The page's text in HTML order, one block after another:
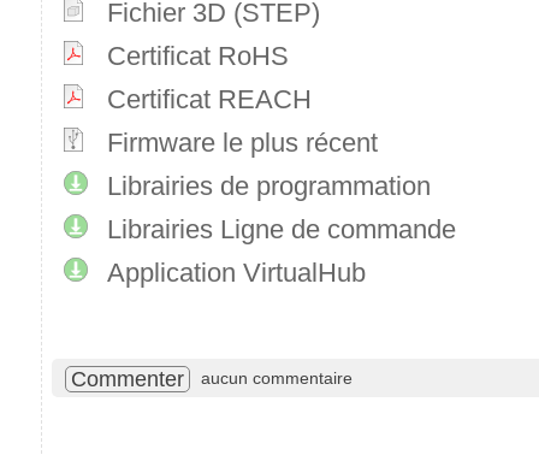
Fichier 3D (STEP)
Certificat RoHS
Certificat REACH
Firmware le plus récent
Librairies de programmation
Librairies Ligne de commande
Application VirtualHub
Commenter aucun commentaire